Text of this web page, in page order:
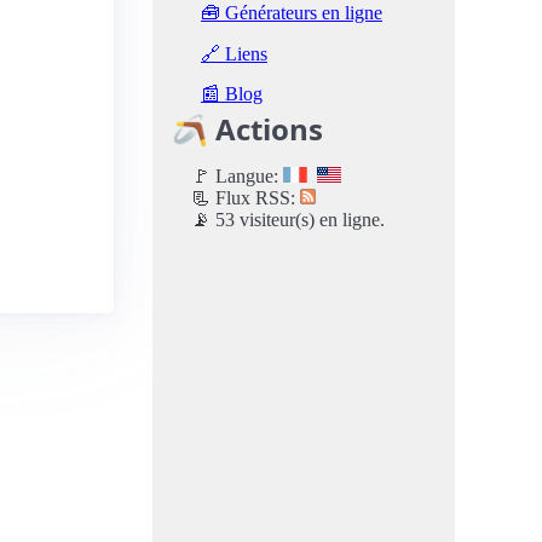
🧰 Générateurs en ligne
🔗 Liens
📰 Blog
🪃 Actions
🚩 Langue:
📃 Flux RSS:
📡 53 visiteur(s) en ligne.